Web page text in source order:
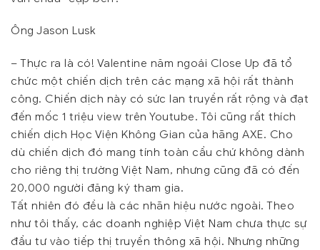
Ông Jason Lusk
– Thực ra là có! Valentine năm ngoái Close Up đã tổ
chức một chiến dịch trên các mạng xã hội rất thành
công. Chiến dịch này có sức lan truyền rất rộng và đạt
đến mốc 1 triệu view trên Youtube. Tôi cũng rất thích
chiến dịch Học Viện Không Gian của hãng AXE. Cho
dù chiến dịch đó mang tính toàn cầu chứ không dành
cho riêng thị trường Việt Nam, nhưng cũng đã có đến
20,000 người đăng ký tham gia.
Tất nhiên đó đều là các nhãn hiệu nước ngoài. Theo
như tôi thấy, các doanh nghiệp Việt Nam chưa thực sự
đầu tư vào tiếp thị truyền thông xã hội. Nhưng những